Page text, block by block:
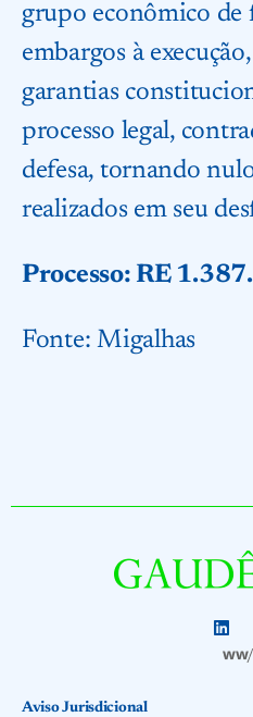
grupo econômico de
embargos à
garantias
processo legal,
defesa, tornando
realizados em seu
Processo: RE
Fonte:Migalhas
Aviso Jurisdicional